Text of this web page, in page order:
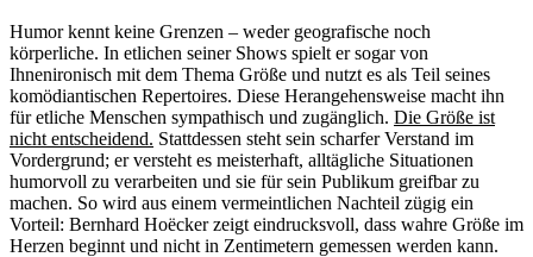
Humor kennt keine Grenzen – weder geografische noch
körperliche. In etlichen seiner Shows spielt er sogar von
Ihnenironisch mit dem Thema Größe und nutzt es als Teil seines
komödiantischen Repertoires. Diese Herangehensweise macht ihn
für etliche Menschen sympathisch und zugänglich. Die Größe ist
nicht entscheidend. Stattdessen steht sein scharfer Verstand im
Vordergrund; er versteht es meisterhaft, alltägliche Situationen
humorvoll zu verarbeiten und sie für sein Publikum greifbar zu
machen. So wird aus einem vermeintlichen Nachteil zügig ein
Vorteil: Bernhard Hoëcker zeigt eindrucksvoll, dass wahre Größe im
Herzen beginnt und nicht in Zentimetern gemessen werden kann.